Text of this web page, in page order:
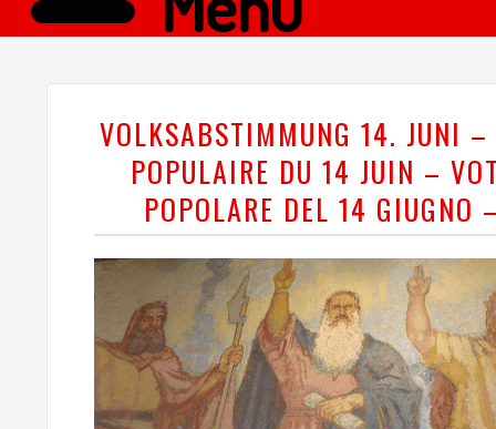
VOLKSABSTIMMUNG 14. JUNI –
POPULAIRE DU 14 JUIN –
POPOLARE DEL 14